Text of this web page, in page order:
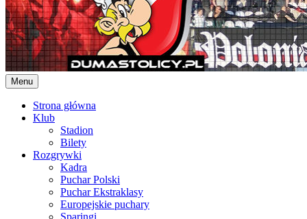
Menu
Strona główna
Klub
Stadion
Bilety
Rozgrywki
Kadra
Puchar Polski
Puchar Ekstraklasy
Europejskie puchary
Sparingi